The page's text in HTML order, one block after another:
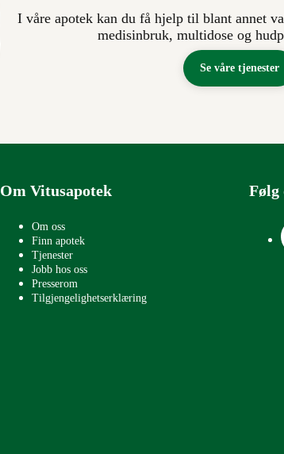
I våre apotek kan du få hjelp til blant annet
medisinbruk, multidose og
Se våre tjenester
Om Vitusapotek
Om oss
Finn apotek
Tjenester
Jobb hos oss
Presserom
Tilgjengelighetserklæring
Følg